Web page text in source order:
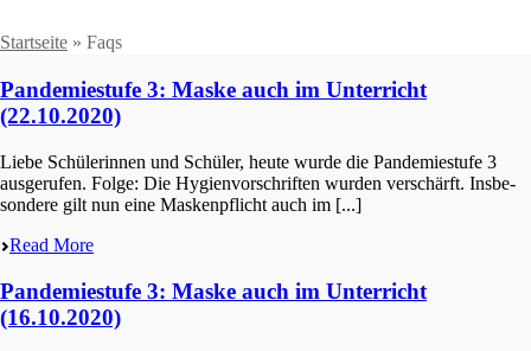
Startseite » Faqs
Pandemiestufe 3: Maske auch im Unterricht
(22.10.2020)
Liebe Schüle­rin­nen und Schüler, heute wurde die Pande­mie­stu­fe 3
ausge­ru­fen. Folge: Die Hygien­vor­schrif­ten wurden verschärft. Insbe­
son­de­re gilt nun eine Masken­pflicht auch im [...]
Read More
Pandemiestufe 3: Maske auch im Unterricht
(16.10.2020)